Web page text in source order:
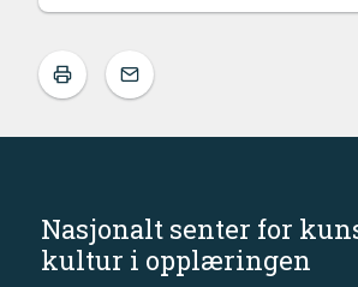
Nasjonalt senter for
kultur i opplæringen